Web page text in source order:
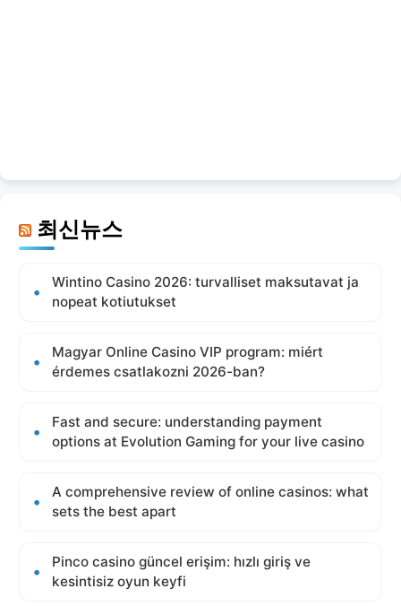
최신뉴스
Wintino Casino 2026: turvalliset maksutavat ja
nopeat kotiutukset
Magyar Online Casino VIP program: miért
érdemes csatlakozni 2026-ban?
Fast and secure: understanding payment
options at Evolution Gaming for your live casino
A comprehensive review of online casinos: what
sets the best apart
Pinco casino güncel erişim: hızlı giriş ve
kesintisiz oyun keyfi